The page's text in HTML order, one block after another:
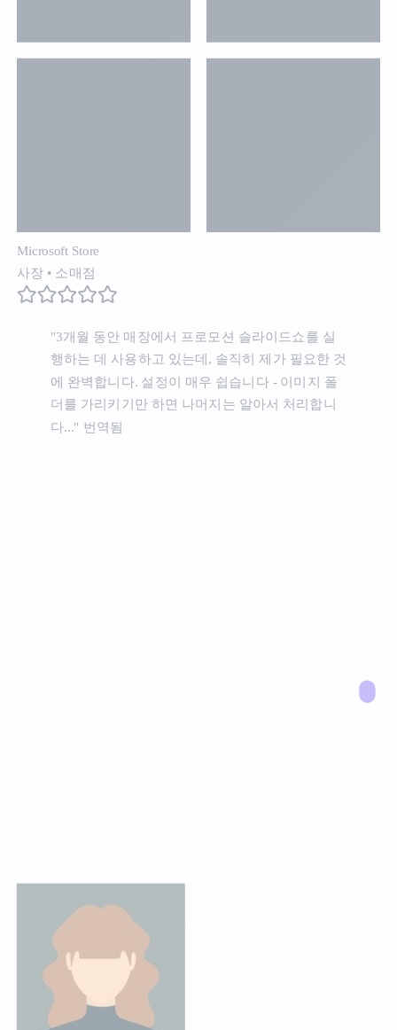
Microsoft Store
사장 • 소매점
"3개월 동안 매장에서 프로모션 슬라이드쇼를 실
행하는 데 사용하고 있는데, 솔직히 제가 필요한 것
에 완벽합니다. 설정이 매우 쉽습니다 - 이미지 폴
더를 가리키기만 하면 나머지는 알아서 처리합니
다..." 번역됨